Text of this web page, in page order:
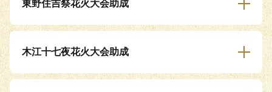
東野住吉祭花火大会助成
木江十七夜花火大会助成